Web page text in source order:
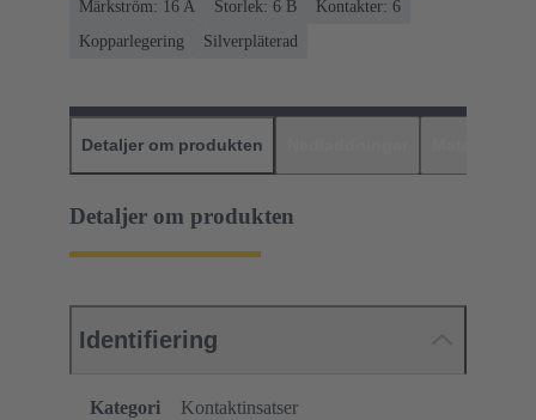
Märkström: ‌16 A
Storlek: 6 B
Kontakter: 6
Kopparlegering
Silverpläterad
Detaljer om produkten
Detaljer om produkten
Identifiering
Kategori
Kontaktinsatser